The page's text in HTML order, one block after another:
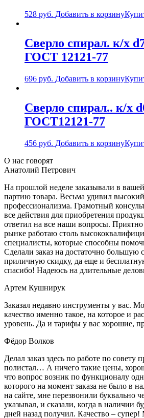
528 руб. Добавить в корзину
Сверло спирал. к/х
ГОСТ 12121-77
696 руб. Добавить в корзину
Сверло спирал.. к/х
ГОСТ12121-77
456 руб. Добавить в корзину
О нас говорят
Анатолий Петрович
На прошлой неделе заказывали в
партию товара. Весьма удивил
профессионализма. Грамотный
все действия для приобретения
ответил на все наши вопросы.
рынке работаю столь
специалисты, которые способны
Сделали заказ на достаточно большую
приличную скидку, да еще и
спасибо! Надеюсь на длительные
Артем Кушнирук
Заказал недавно инструменты у вас.
качество именно такое, на которое и
уровень. Да и тарифы у вас хорошие,
Фёдор Волков
Делал заказ здесь по работе по совету
полистал… А ничего такие цены,
что вопрос возник по функционалу
которого на момент заказа не было в
на сайте, мне перезвонили буквально
указывал, и сказали, когда в наличии
дней назад получил. Качество –